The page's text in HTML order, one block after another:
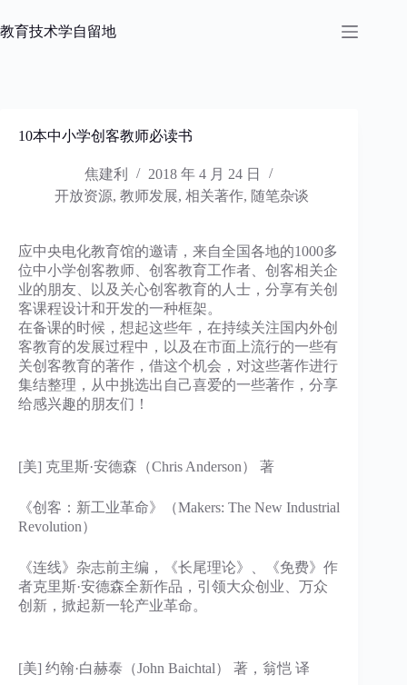
过
教育技术学自留地
10本中小学创客教师必读书
焦建利
2018 年 4 月 24 日
开放资源, 教师发展, 相关著作, 随笔杂谈
应中央电化教育馆的邀请，来自全国各地的1000多
位中小学创客教师、创客教育工作者、创客相关企
业的朋友、以及关心创客教育的人士，分享有关创
客课程设计和开发的一种框架。
在备课的时候，想起这些年，在持续关注国内外创
客教育的发展过程中，以及在市面上流行的一些有
关创客教育的著作，借这个机会，对这些著作进行
集结整理，从中挑选出自己喜爱的一些著作，分享
给感兴趣的朋友们！
[美] 克里斯·安德森（Chris Anderson） 著
《创客：新工业革命》（Makers: The New Industrial
Revolution）
《连线》杂志前主编，《长尾理论》、《免费》作
者克里斯·安德森全新作品，引领大众创业、万众
创新，掀起新一轮产业革命。
[美] 约翰·白赫泰（John Baichtal） 著，翁恺 译